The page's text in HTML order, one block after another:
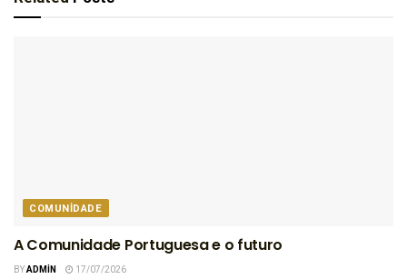
COMUNIDADE
A Comunidade Portuguesa e o futuro
BYADMIN 17/07/2026